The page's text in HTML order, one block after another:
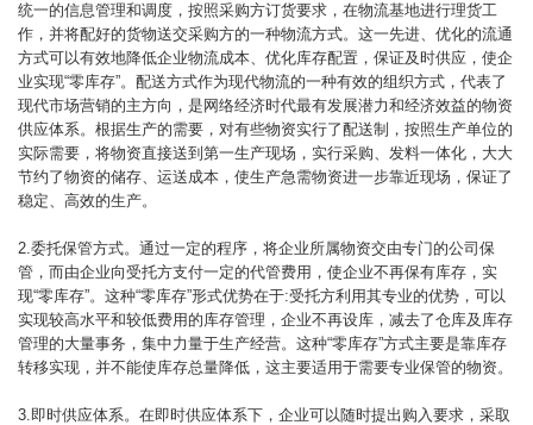
统一的信息管理和调度，按照采购方订货要求，在物流基地进行理货工
作，并将配好的货物送交采购方的一种物流方式。这一先进、优化的流通
方式可以有效地降低企业物流成本、优化库存配置，保证及时供应，使企
业实现“零库存”。配送方式作为现代物流的一种有效的组织方式，代表了
现代市场营销的主方向，是网络经济时代最有发展潜力和经济效益的物资
供应体系。根据生产的需要，对有些物资实行了配送制，按照生产单位的
实际需要，将物资直接送到第一生产现场，实行采购、发料一体化，大大
节约了物资的储存、运送成本，使生产急需物资进一步靠近现场，保证了
稳定、高效的生产。
2.委托保管方式。通过一定的程序，将企业所属物资交由专门的公司保
管，而由企业向受托方支付一定的代管费用，使企业不再保有库存，实
现“零库存”。这种“零库存”形式优势在于:受托方利用其专业的优势，可以
实现较高水平和较低费用的库存管理，企业不再设库，减去了仓库及库存
管理的大量事务，集中力量于生产经营。这种“零库存”方式主要是靠库存
转移实现，并不能使库存总量降低，这主要适用于需要专业保管的物资。
3.即时供应体系。在即时供应体系下，企业可以随时提出购入要求，采取